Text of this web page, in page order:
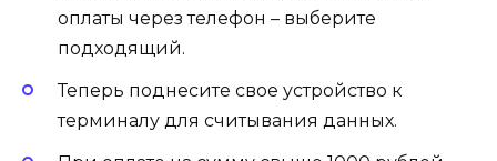
оплаты через телефон – выберите
подходящий.
Теперь поднесите свое устройство к
терминалу для считывания данных.